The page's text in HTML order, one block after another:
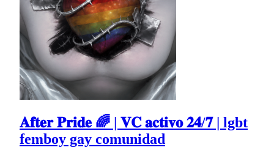
𝐀𝐟𝐭𝐞𝐫 𝐏𝐫𝐢𝐝𝐞 🌈 | 𝐕𝐂 𝐚𝐜𝐭𝐢𝐯𝐨 𝟐𝟒/𝟕 | lgbt
femboy gay comunidad